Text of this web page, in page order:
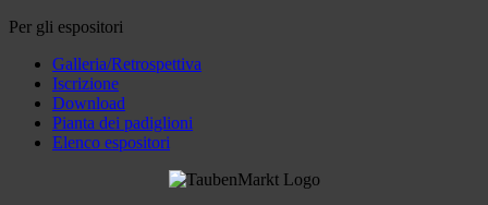
Per gli espositori
Galleria/Retrospettiva
Iscrizione
Download
Pianta dei padiglioni
Elenco espositori